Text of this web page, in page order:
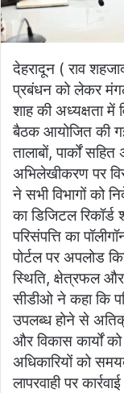
देहरादून ( राव
प्रबंधन को लेकर
शाह की अध्यक्षता में
बैठक आयोजित की
तालाबों, पार्कों
अभिलेखीकरण पर
ने सभी विभागों को
का डिजिटल
परिसंपत्ति का
पोर्टल पर अपलोड
स्थिति, क्षेत्रफल
सीडीओ ने कहा कि
उपलब्ध होने से
और विकास कार्यों
अधिकारियों को
लापरवाही पर